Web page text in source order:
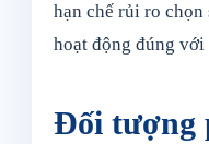
hạn chế rủi ro chọn
hoạt động đúng với
Đối tượng